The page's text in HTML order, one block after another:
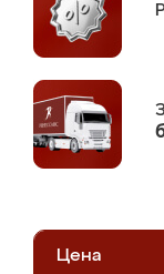
Цена